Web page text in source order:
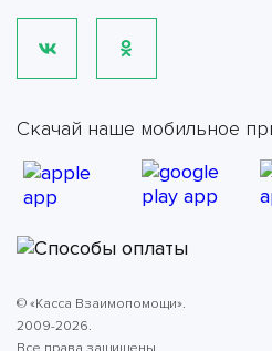
Скачай наше мобильное
© «Касса Взаимопомощи».
2009-2026.